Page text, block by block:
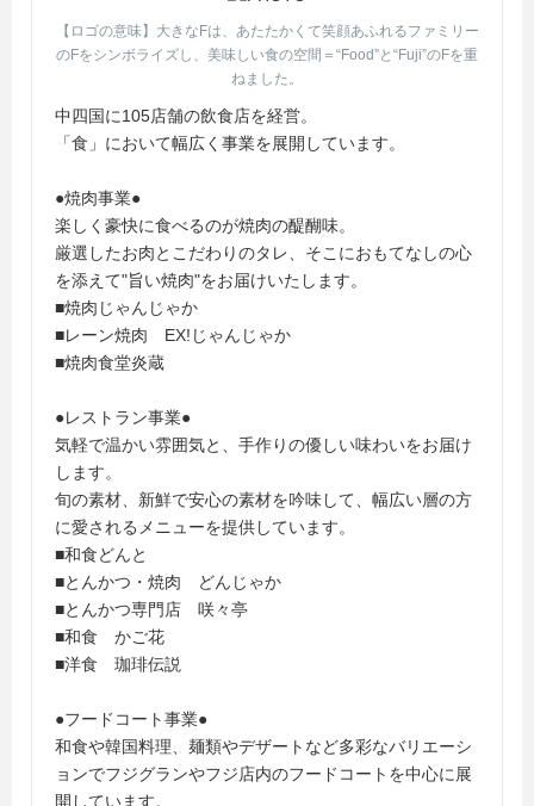
【ロゴの意味】大きなFは、あたたかくて笑顔あふれるファミリー
のFをシンボライズし、美味しい食の空間＝“Food”と“Fuji”のFを重
ねました。
中四国に105店舗の飲食店を経営。
「食」において幅広く事業を展開しています。
●焼肉事業●
楽しく豪快に食べるのが焼肉の醍醐味。
厳選したお肉とこだわりのタレ、そこにおもてなしの心
を添えて"旨い焼肉"をお届けいたします。
■焼肉じゃんじゃか
■レーン焼肉 EX!じゃんじゃか
■焼肉食堂炎蔵
●レストラン事業●
気軽で温かい雰囲気と、手作りの優しい味わいをお届け
します。
旬の素材、新鮮で安心の素材を吟味して、幅広い層の方
に愛されるメニューを提供しています。
■和食どんと
■とんかつ・焼肉 どんじゃか
■とんかつ専門店 咲々亭
■和食 かご花
■洋食 珈琲伝説
●フードコート事業●
和食や韓国料理、麺類やデザートなど多彩なバリエーシ
ョンでフジグランやフジ店内のフードコートを中心に展
開しています。